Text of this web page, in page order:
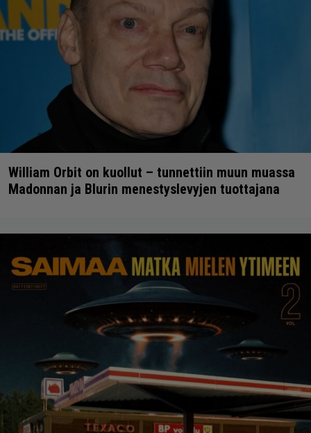
William Orbit on kuollut – tunnettiin muun muassa
Madonnan ja Blurin menestyslevyjen tuottajana